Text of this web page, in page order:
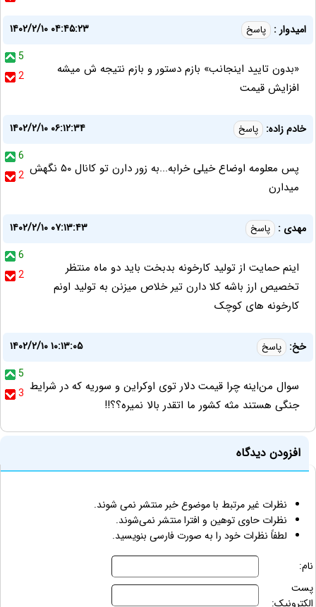
امیدوار : پاسخ
۱۴۰۲/۲/۱۰ ۰۴:۴۵:۲۳
5
2
«بدون تایید اینجانب» بازم دستور و بازم نتیجه ش میشه
افزایش قیمت
خادم زاده: پاسخ
۱۴۰۲/۲/۱۰ ۰۶:۱۲:۳۴
6
2 پس معلومه اوضاع خیلی خرابه...به زور دارن تو کانال ۵۰ نگهش
میدارن
مهدی : پاسخ
۱۴۰۲/۲/۱۰ ۰۷:۱۳:۴۳
6
2
اینم حمایت از تولید کارخونه بدبخت باید دو ماه منتظر
تخصیص ارز باشه کلا دارن تیر خلاص میزنن به تولید اونم
کارخونه های کوچک
خخ: پاسخ
۱۴۰۲/۲/۱۰ ۱۰:۱۳:۰۵
5
3 سوال من‌اینه چرا قیمت دلار توی اوکراین و سوریه که در شرایط
جنگی هستند مثه کشور ما اتقدر بالا نمیره؟؟!!
افزودن دیدگاه
نظرات غیر مرتبط با موضوع خبر منتشر نمی شوند.
نظرات حاوی توهین و افترا منتشر نمی‌شوند.
لطفاً نظرات خود را به صورت فارسی بنویسید.
نام:
پست
الکترونیک: